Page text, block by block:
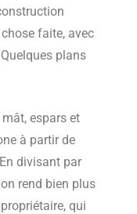
faite, avec
plans
espars et
à partir de
divisant par
rend bien plus
qui